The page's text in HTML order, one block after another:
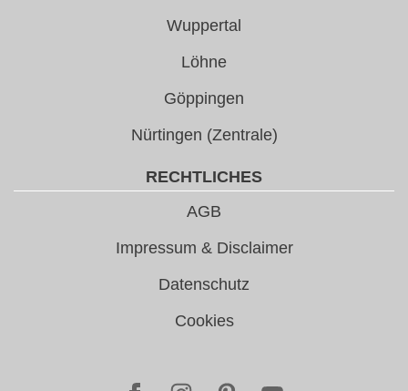
Wuppertal
Löhne
Göppingen
Nürtingen (Zentrale)
RECHTLICHES
AGB
Impressum & Disclaimer
Datenschutz
Cookies